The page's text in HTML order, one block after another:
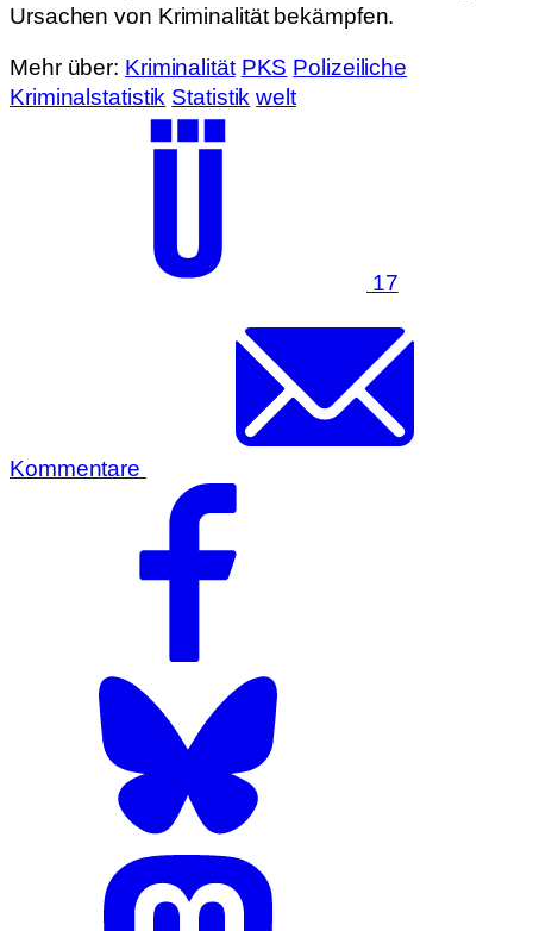
Ursachen von Kriminalität bekämpfen.
Mehr über: Kriminalität PKS Polizeiliche
Kriminalstatistik Statistik welt
17
Kommentare